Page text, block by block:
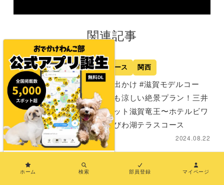
関連記事
モデルコース 関西
【犬とお出かけ #滋賀モデルコー
ス】夏でも涼しい絶景プラン！三井
アウトレット滋賀竜王〜ホテルビワ
ドッグ〜びわ湖テラスコース
2024.08.22
関西 モデルコース
ホーム 検索 部員登録 マイページ